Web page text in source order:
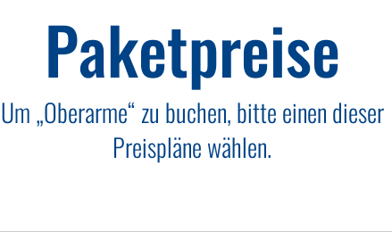
Paketpreise
Um „Oberarme“ zu buchen, bitte einen dieser
Preispläne wählen.